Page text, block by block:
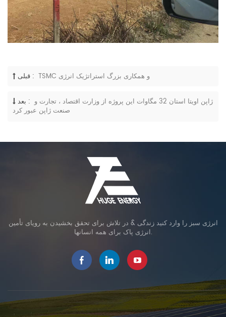
قبلی : TSMC و همکاری بزرگ استراتژیک انرژی
بعد : ژاپن اویتا استان 32 مگاوات این پروژه از وزارت اقتصاد ، تجارت و
صنعت ژاپن عبور کرد
انرژی سبز را وارد کنید زندگی & در تلاش برای تحقق بخشیدن به رویای تأمین
انرژی پاک برای همه انسانها.